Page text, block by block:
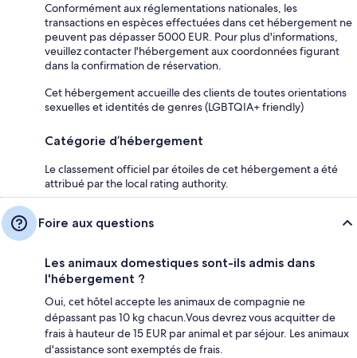
Conformément aux réglementations nationales, les
transactions en espèces effectuées dans cet hébergement ne
peuvent pas dépasser 5000 EUR. Pour plus d'informations,
veuillez contacter l'hébergement aux coordonnées figurant
dans la confirmation de réservation.
Cet hébergement accueille des clients de toutes orientations
sexuelles et identités de genres (LGBTQIA+ friendly)
Catégorie d’hébergement
Le classement officiel par étoiles de cet hébergement a été
attribué par the local rating authority.
Foire aux questions
Les animaux domestiques sont-ils admis dans
l'hébergement ?
Oui, cet hôtel accepte les animaux de compagnie ne
dépassant pas 10 kg chacun.Vous devrez vous acquitter de
frais à hauteur de 15 EUR par animal et par séjour. Les animaux
d'assistance sont exemptés de frais.